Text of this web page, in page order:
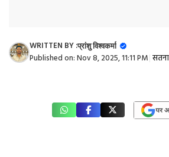
WRITTEN BY :प्रांशु विश्वकर्मा
Published on:Nov 8, 2025, 11:11 PM